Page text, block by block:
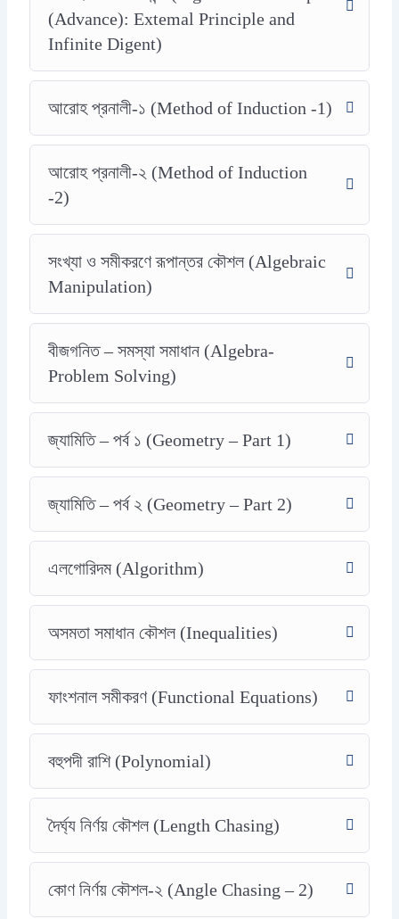
(Advance): Extemal Principle and
Infinite Digent)
আরোহ প্রনালী-১ (Method of Induction -1)
আরোহ প্রনালী-২ (Method of Induction
-2)
সংখ্যা ও সমীকরণে রূপান্তর কৌশল (Algebraic
Manipulation)
বীজগনিত – সমস্যা সমাধান (Algebra-
Problem Solving)
জ্যামিতি – পর্ব ১ (Geometry – Part 1)
জ্যামিতি – পর্ব ২ (Geometry – Part 2)
এলগোরিদম (Algorithm)
অসমতা সমাধান কৌশল (Inequalities)
ফাংশনাল সমীকরণ (Functional Equations)
বহুপদী রাশি (Polynomial)
দৈর্ঘ্য নির্ণয় কৌশল (Length Chasing)
কোণ নির্ণয় কৌশল-২ (Angle Chasing – 2)